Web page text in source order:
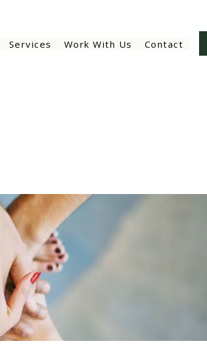
Services Work With Us Contact